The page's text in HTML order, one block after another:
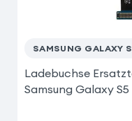
SAMSUNG GALAXY
Ladebuchse
Samsung Galaxy S5